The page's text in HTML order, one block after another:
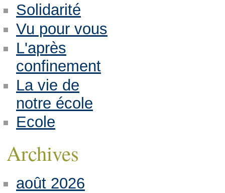
Solidarité
Vu pour vous
L'après
confinement
La vie de
notre école
Ecole
Archives
août 2026